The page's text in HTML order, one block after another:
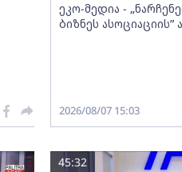
ეკო-მედია -
ბიზნეს
2026/08/07 15:03
45:32